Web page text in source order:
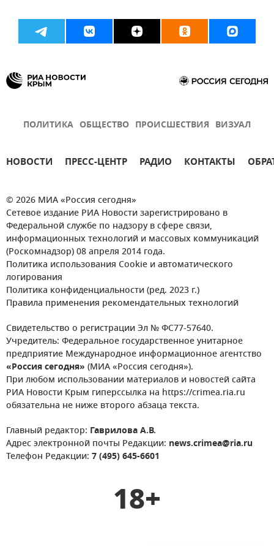
ПОЛИТИКА ОБЩЕСТВО ПРОИСШЕСТВИЯ ВИЗУАЛ
НОВОСТИ ПРЕСС-ЦЕНТР РАДИО КОНТАКТЫ
© 2026 МИА «Россия сегодня»
Сетевое издание РИА Новости зарегистрировано в
Федеральной службе по надзору в сфере связи,
информационных технологий и массовых коммуникаций
(Роскомнадзор) 08 апреля 2014 года.
Политика использования Cookie и автоматического
логирования
Политика конфиденциальности (ред. 2023 г.)
Правила применения рекомендательных технологий
Свидетельство о регистрации Эл № ФС77-57640.
Учредитель: Федеральное государственное унитарное
предприятие Международное информационное агентство
«Россия сегодня» (МИА «Россия сегодня»).
При любом использовании материалов и новостей сайта
РИА Новости Крым гиперссылка на https://crimea.ria.ru
обязательна не ниже второго абзаца текста.
Главный редактор: Гаврилова А.В.
Адрес электронной почты Редакции: news.crimea@ria.ru
Телефон Редакции: 7 (495) 645-6601
18+